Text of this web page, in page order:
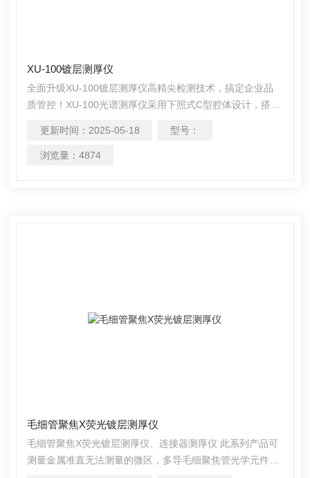
XU-100镀层测厚仪
全面升级XU-100镀层测厚仪高精尖检测技术，搞定企业品
质管控！XU-100光谱测厚仪采用下照式C型腔体设计，搭配
测距装置，对各种大小异形件都可快速、精准、无损测
量。 检测各种金属镀层，检出限可达0.005μm，最小测量
更新时间： 2025-05-18 型号：
浏览量： 4874
毛细管聚焦X荧光镀层测厚仪
毛细管聚焦X荧光镀层测厚仪、连接器测厚仪 此系列产品可
测量金属准直无法测量的微区，多导毛细聚焦管光学元件的